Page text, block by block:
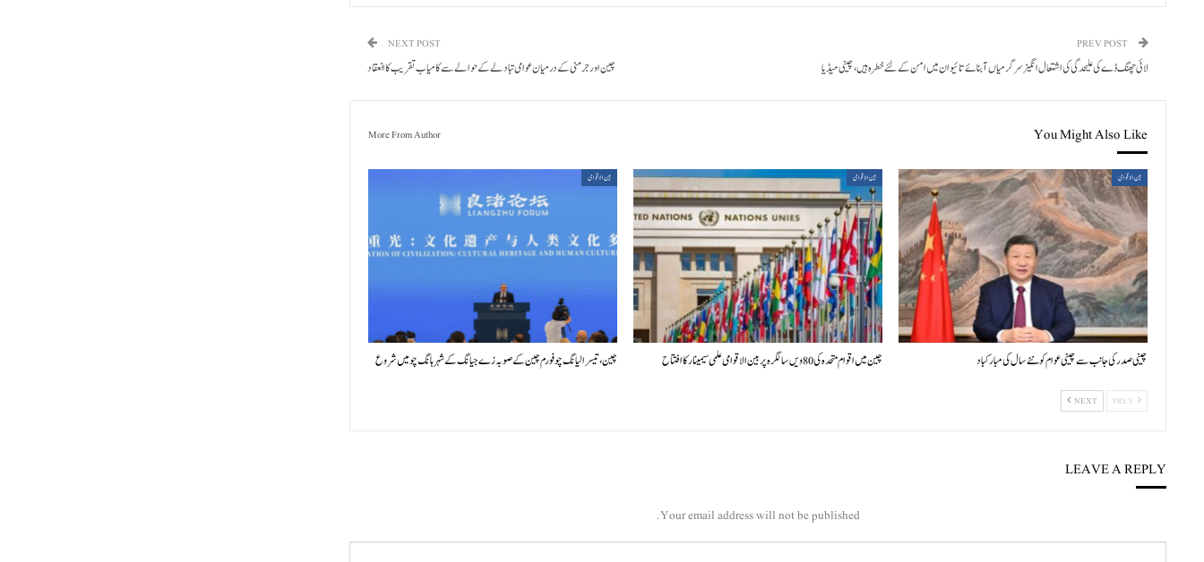
لائی چھنگ ڈے کی علیحدگی کی اشتعال انگیز سرگرمیاں آبنائے تائیوان میں امن کے لئے خطرہ ہیں، چینی میڈیا
NEXT POST
چین اور جرمنی کے درمیان عوامی تبادلے کے حوالے سے کامیاب تقریب کا انعقاد
You Might Also Like
More From Author
بین الاقوامی
چینی صدر کی جانب سے چینی عوام کو نئے سال کی مبارکباد
بین الاقوامی
چین میں اقوام متحدہ کی 80ویں سالگرہ پر بین الاقوامی علمی سیمینار کا افتتاح
بین الاقوامی
چین، تیسرا لیانگ چو فورم چین کے صوبہ زے جیانگ کے شہر ہانگ چو میں شروع
NEXT
LEAVE A REPLY
Your email address will not be published.